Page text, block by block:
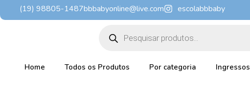
para
(19) 98805-1487bbbabyonline@live.com escolabbbaby
produtos
Home Todos os Produtos Por categoria Ingressos